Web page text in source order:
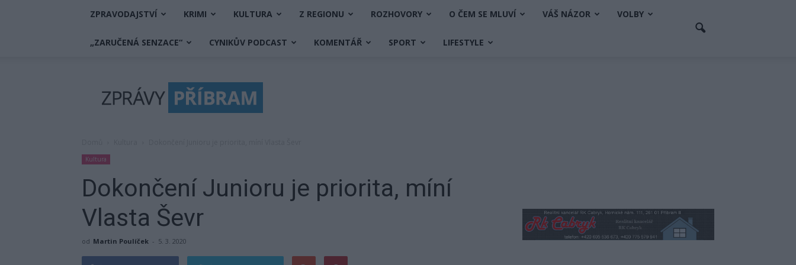
ZPRAVODAJSTVÍ KRIMI KULTURA Z REGIONU ROZHOVORY O ČEM SE MLUVÍ VÁŠ NÁZOR VOLBY
„ZARUČENÁ SENZACE“ CYNIKŮV PODCAST KOMENTÁŘ SPORT LIFESTYLE
Příbram
Kultura
Dokončení Junioru je priorita, míní
Vlasta Ševr
od Martin Poulíček - 5. 3. 2020